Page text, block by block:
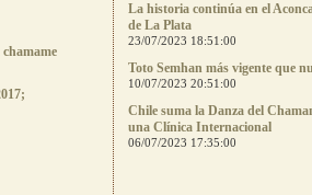
La historia continúa en el
de La Plata
23/07/2023 18:51:00
Toto Semhan más vigente que
10/07/2023 20:51:00
Chile suma la Danza del
una Clínica Internacional
06/07/2023 17:35:00